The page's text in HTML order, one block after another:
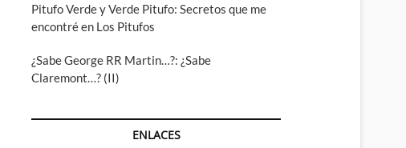
Pitufo Verde y Verde Pitufo: Secretos que me
encontré en Los Pitufos
¿Sabe George RR Martin…?: ¿Sabe
Claremont…? (II)
ENLACES